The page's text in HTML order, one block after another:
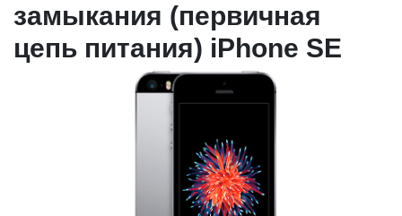
замыкания (первичная
цепь питания) iPhone SE